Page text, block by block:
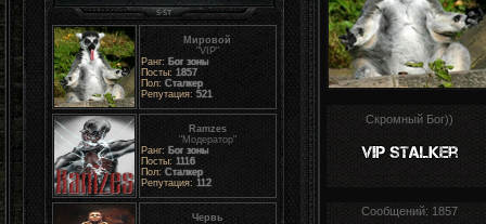
Мировой
"VIP"
Ранг: Бог зоны
Посты: 1857
Пол: Сталкер
Репутация: 521
Ramzes
"Модератор"
Ранг: Бог зоны
Посты: 1116
Пол: Сталкер
Репутация: 112
Червь
Скромный Бог))
Сообщений: 1857